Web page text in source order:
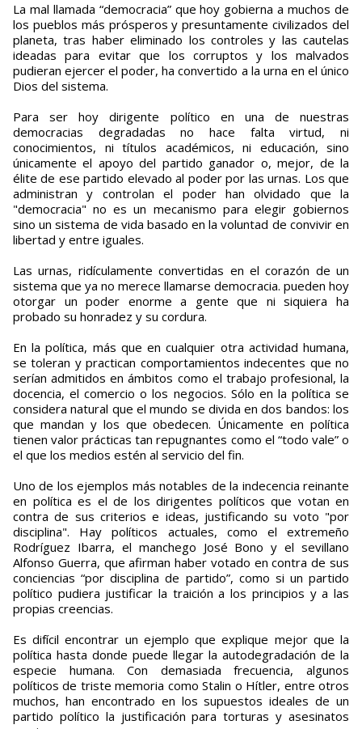
La mal llamada “democracia” que hoy gobierna a muchos de
los pueblos más prósperos y presuntamente civilizados del
planeta, tras haber eliminado los controles y las cautelas
ideadas para evitar que los corruptos y los malvados
pudieran ejercer el poder, ha convertido a la urna en el único
Dios del sistema.
Para ser hoy dirigente político en una de nuestras
democracias degradadas no hace falta virtud, ni
conocimientos, ni títulos académicos, ni educación, sino
únicamente el apoyo del partido ganador o, mejor, de la
élite de ese partido elevado al poder por las urnas. Los que
administran y controlan el poder han olvidado que la
"democracia" no es un mecanismo para elegir gobiernos
sino un sistema de vida basado en la voluntad de convivir en
libertad y entre iguales.
Las urnas, ridículamente convertidas en el corazón de un
sistema que ya no merece llamarse democracia. pueden hoy
otorgar un poder enorme a gente que ni siquiera ha
probado su honradez y su cordura.
En la política, más que en cualquier otra actividad humana,
se toleran y practican comportamientos indecentes que no
serían admitidos en ámbitos como el trabajo profesional, la
docencia, el comercio o los negocios. Sólo en la política se
considera natural que el mundo se divida en dos bandos: los
que mandan y los que obedecen. Únicamente en política
tienen valor prácticas tan repugnantes como el “todo vale” o
el que los medios estén al servicio del fin.
Uno de los ejemplos más notables de la indecencia reinante
en política es el de los dirigentes políticos que votan en
contra de sus criterios e ideas, justificando su voto "por
disciplina". Hay políticos actuales, como el extremeño
Rodríguez Ibarra, el manchego José Bono y el sevillano
Alfonso Guerra, que afirman haber votado en contra de sus
conciencias “por disciplina de partido”, como si un partido
político pudiera justificar la traición a los principios y a las
propias creencias.
Es difícil encontrar un ejemplo que explique mejor que la
política hasta donde puede llegar la autodegradación de la
especie humana. Con demasiada frecuencia, algunos
políticos de triste memoria como Stalin o Hítler, entre otros
muchos, han encontrado en los supuestos ideales de un
partido político la justificación para torturas y asesinatos